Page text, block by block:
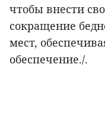
чтобы внести
сокращение
мест,
обеспечение./.